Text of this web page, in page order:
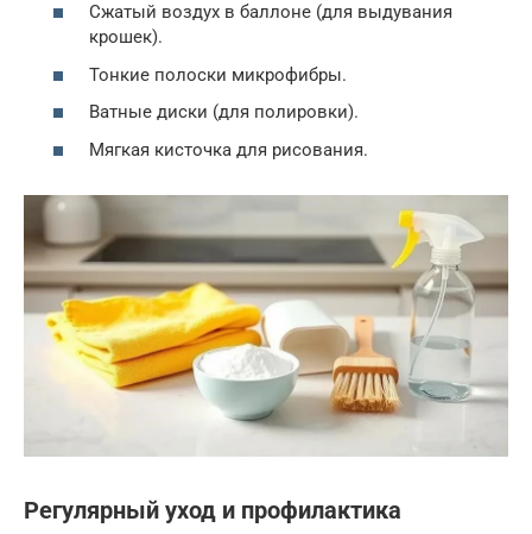
Сжатый воздух в баллоне (для выдувания
крошек).
Тонкие полоски микрофибры.
Ватные диски (для полировки).
Мягкая кисточка для рисования.
Регулярный уход и профилактика